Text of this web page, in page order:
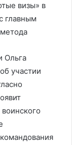
визы» в
главным
Ольга
участии